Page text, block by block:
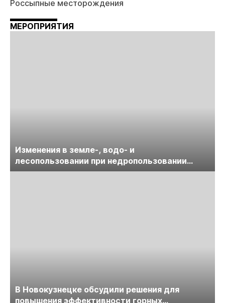
Россыпные месторождения
МЕРОПРИЯТИЯ
Изменения в земле-, водо- и
лесопользовании при недропользовании
обсудят на семинаре «ПравоТЭК»
В Новокузнецке обсудили решения для
повышения эффективности горных